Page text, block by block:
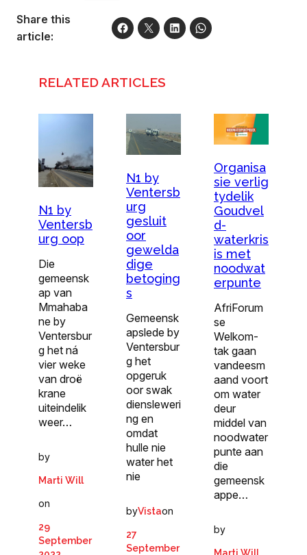
Share this
article:
RELATED ARTICLES
N1 by
Ventersb
urg oop
Die
gemeensk
ap van
Mmahaba
ne by
Ventersbur
g het ná
vier weke
van droë
krane
uiteindelik
weer…
by
Marti Will
on
29
September
N1 by
Ventersb
urg
gesluit
oor
gewelda
dige
betoging
s
Gemeensk
apslede by
Ventersbur
g het
opgeruk
oor swak
diensleweri
ng en
omdat
hulle nie
water het
nie
byVistaon
27
September
Organisa
sie verlig
tydelik
Goudvel
d-
waterkris
is met
noodwat
erpunte
AfriForum
se
Welkom-
tak gaan
vandeesm
aand voort
om water
deur
middel van
noodwater
punte aan
die
gemeensk
appe…
by